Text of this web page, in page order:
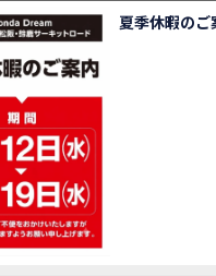
正統派NC750X！大型二輪教習から10年目の素直な感想|Honda
女が乗るバイクじゃない？低身長
【福井1泊ツーリング】バイク女
大型ツアラー！Gold Wing Tour 50th ANNIVWRSARYは女性ライダーでもツーリングを楽
【Monkey125】初めてモンキー！意外な◯◯へ行
大型ツアラー「Gold Wing Tour」と特別仕様の 「Gold Wing Tour
【三重県】女性ライダーツーリングを満喫しました｜
【女子ツーの実態】恥ずかしいけ
オイル交換に行ったつもりが…ま
夏季休暇のご